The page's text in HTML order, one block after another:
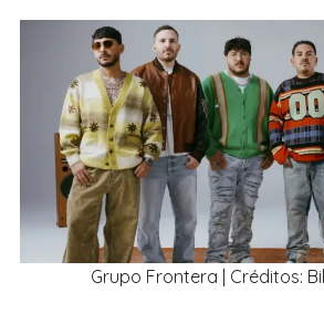
Grupo Frontera | Créditos: